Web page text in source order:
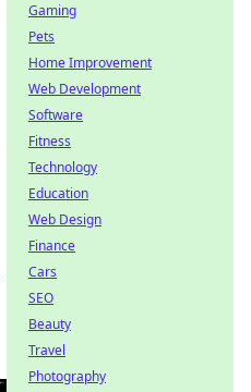
Gaming
Pets
Home Improvement
Web Development
Software
Fitness
Technology
Education
Web Design
Finance
Cars
SEO
Beauty
Travel
Photography